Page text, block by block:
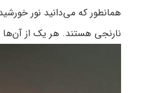
نارنجی هستند. هر یک از